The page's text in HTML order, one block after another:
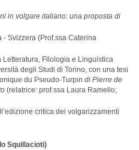
in volgare italiano: una proposta di
Svizzera (Prof.ssa Caterina
Filologia e Linguistica
degli Studi di Torino, con una tesi
du Pseudo-Turpin di Pierre de
(relatrice: prof.ssa Laura Ramello;
critica dei volgarizzamenti
Squillacioti)